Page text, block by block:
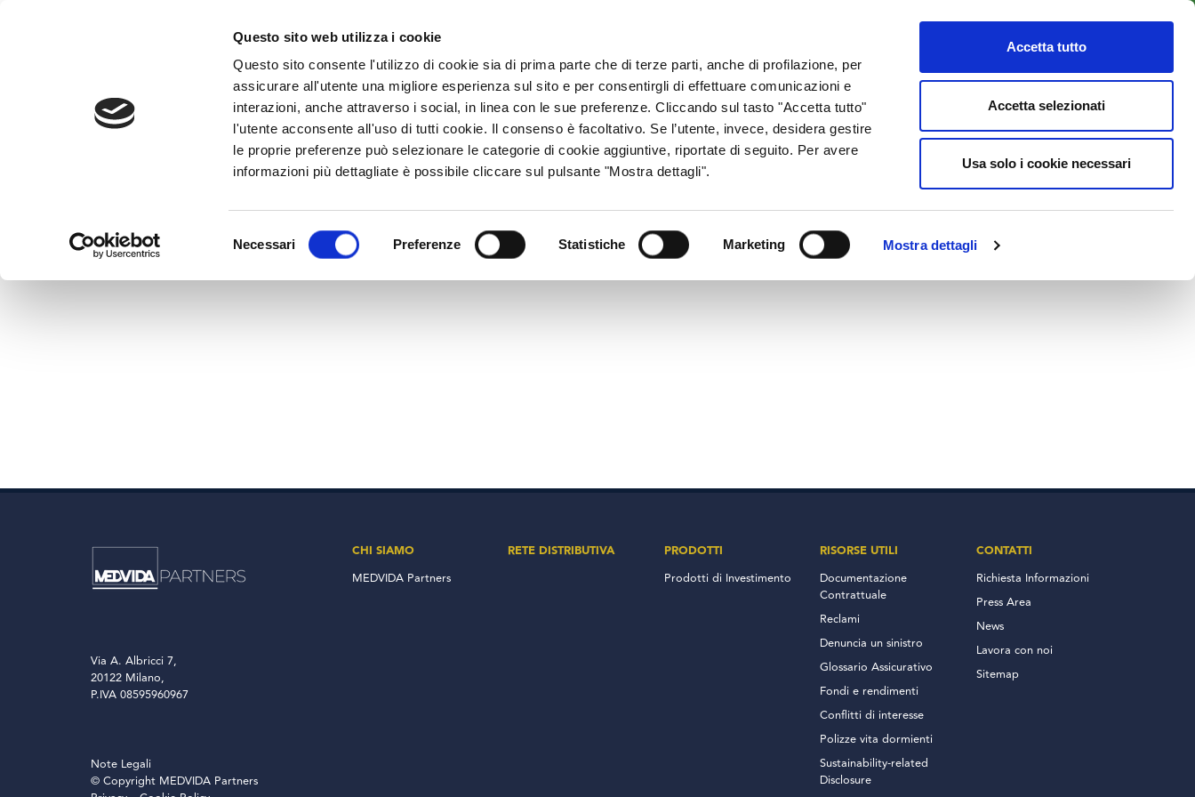
Questo sito web utilizza i cookie
Questo sito consente l'utilizzo di cookie sia di prima parte che di terze parti, anche di profilazione, per
assicurare all'utente una migliore esperienza sul sito e per consentirgli di effettuare comunicazioni e
interazioni, anche attraverso i social, in linea con le sue preferenze. Cliccando sul tasto "Accetta tutto"
l'utente acconsente all'uso di tutti cookie. Il consenso è facoltativo. Se l’utente, invece, desidera gestire
le proprie preferenze può selezionare le categorie di cookie aggiuntive, riportate di seguito. Per avere
informazioni più dettagliate è possibile cliccare sul pulsante "Mostra dettagli".
Necessari Preferenze Statistiche Marketing Mostra dettagli
Accetta tutto
Accetta selezionati
Usa solo i cookie necessari
CHI SIAMO RETE DISTRIBUTIVA PRODOTTI RISORSE UTILI NEWS & BLOG CONTATTI
Home>
LU0080237943
Via A. Albricci 7,
20122 Milano,
P.IVA 08595960967
Note Legali
© Copyright MEDVIDA Partners
CHI SIAMO
MEDVIDA Partners
RETE DISTRIBUTIVA PRODOTTI
Prodotti di Investimento
RISORSE UTILI
Documentazione
Contrattuale
Reclami
Denuncia un sinistro
Glossario Assicurativo
Fondi e rendimenti
Conflitti di interesse
Polizze vita dormienti
Sustainability-related
Disclosure
CONTATTI
Richiesta Informazioni
Press Area
News
Lavora con noi
Sitemap